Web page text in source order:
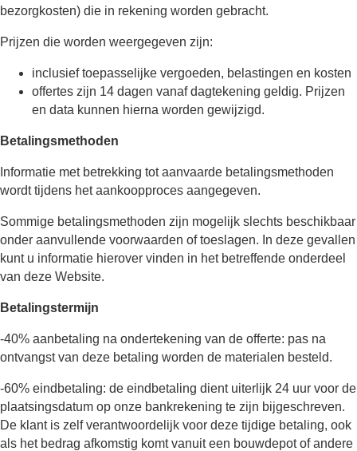
bezorgkosten) die in rekening worden gebracht.
Prijzen die worden weergegeven zijn:
inclusief toepasselijke vergoeden, belastingen en kosten
offertes zijn 14 dagen vanaf dagtekening geldig. Prijzen
en data kunnen hierna worden gewijzigd.
Betalingsmethoden
Informatie met betrekking tot aanvaarde betalingsmethoden
wordt tijdens het aankoopproces aangegeven.
Sommige betalingsmethoden zijn mogelijk slechts beschikbaar
onder aanvullende voorwaarden of toeslagen. In deze gevallen
kunt u informatie hierover vinden in het betreffende onderdeel
van deze Website.
Betalingstermijn
-40% aanbetaling na ondertekening van de offerte: pas na
ontvangst van deze betaling worden de materialen besteld.
-60% eindbetaling: de eindbetaling dient uiterlijk 24 uur voor de
plaatsingsdatum op onze bankrekening te zijn bijgeschreven.
De klant is zelf verantwoordelijk voor deze tijdige betaling, ook
als het bedrag afkomstig komt vanuit een bouwdepot of andere